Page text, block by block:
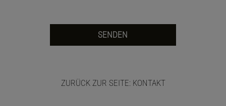
ZURÜCK ZUR SEITE: KONTAKT